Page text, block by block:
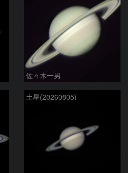
佐々木一男
土星(20260805)